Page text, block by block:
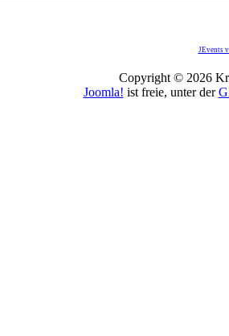
JEvents
Copyright © 2026
Joomla! ist freie, unter der